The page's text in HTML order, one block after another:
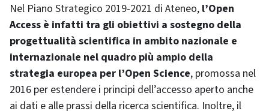
Nel Piano Strategico 2019-2021 di Ateneo, l’Open
Access è infatti tra gli obiettivi a sostegno della
progettualità scientifica in ambito nazionale e
internazionale nel quadro più ampio della
strategia europea per l’Open Science, promossa nel
2016 per estendere i principi dell’accesso aperto anche
ai dati e alle prassi della ricerca scientifica. Inoltre, il